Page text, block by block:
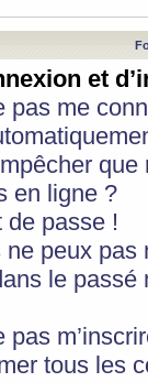
et
pas me
en ligne ?
de passe !
peux pas
le
tous les